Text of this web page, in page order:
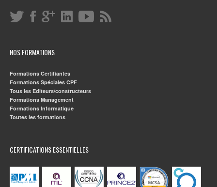
NOS FORMATIONS
Formations Certifiantes
Formations Spéciales CPF
Tous les Editeurs/constructeurs
Formations Management
Formations Informatique
Toutes les formations
CERTIFICATIONS ESSENTIELLES